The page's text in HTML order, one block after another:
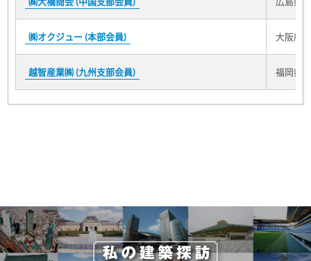
㈱オクジュー (本部会員) 大阪府
越智産業㈱ (九州支部会員) 福岡県